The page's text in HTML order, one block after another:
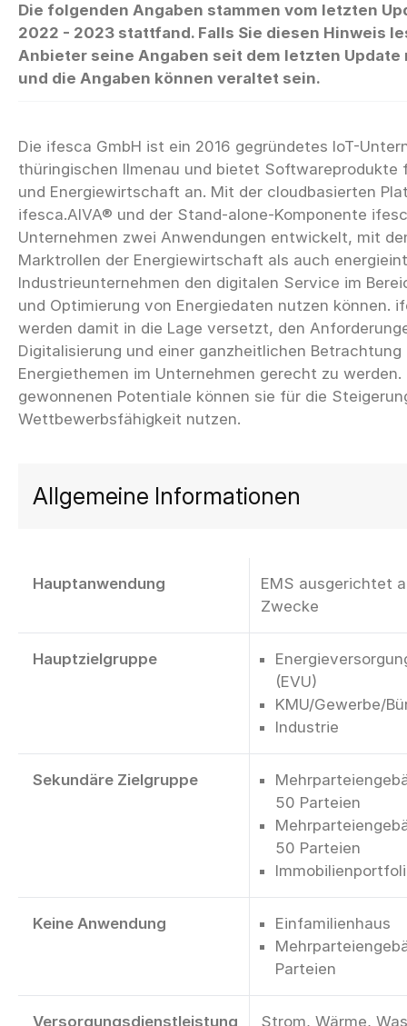
Die folgenden Angaben stammen vom letzten
2022 - 2023 stattfand. Falls Sie diesen Hinweis
Anbieter seine Angaben seit dem letzten
und die Angaben können veraltet sein.
Die ifesca GmbH ist ein 2016 gegründetes IoT-
thüringischen Ilmenau und bietet Softwareprodukte
und Energiewirtschaft an. Mit der cloudbasierten
ifesca.AIVA® und der Stand-alone-Komponente
Unternehmen zwei Anwendungen entwickelt, mit
Marktrollen der Energiewirtschaft als auch
Industrieunternehmen den digitalen Service im
und Optimierung von Energiedaten nutzen können.
werden damit in die Lage versetzt, den
Digitalisierung und einer ganzheitlichen Betrachtung
Energiethemen im Unternehmen gerecht zu werden.
gewonnenen Potentiale können sie für die
Allgemeine Informationen
Hauptanwendung
EMS ausgerichtet
Zwecke
Hauptzielgruppe
(EVU)
KMU/Gewerbe/
Industrie
Sekundäre Zielgruppe
50 Parteien
50 Parteien
Keine Anwendung
Einfamilienhaus
Parteien
Versorgungsdienstleistung Strom, Wärme,